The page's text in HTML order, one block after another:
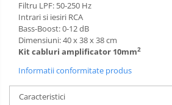
Filtru LPF: 50-250 Hz
Intrari si iesiri RCA
Bass-Boost: 0-12 dB
Dimensiuni: 40 x 38 x 38 cm
Kit cabluri amplificator 10mm2
Informatii conformitate produs
Caracteristici